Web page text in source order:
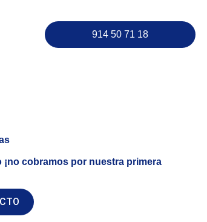
914 50 71 18
cobramos por nuestra primera